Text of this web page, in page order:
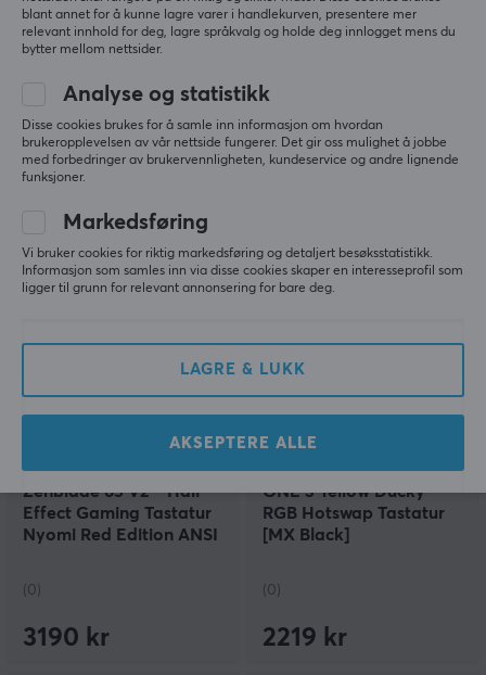
V5 Max QMK/VIA RGB
Hotswap Trådløst
Tastatur [Gateron
Jupiter Brown] - ISO
(3)
1690 kr
Carbon Fiber Tastatur -
Svart [Gateron Nightfall]
Pwnage
Zenblade 65 V2 – Hall
Effect Gaming Tastatur
Nyomi Red Edition ANSI
(0)
3190 kr
Ducky
ONE 3 Yellow Ducky
RGB Hotswap Tastatur
[MX Black]
(0)
2219 kr
blant annet for å kunne lagre varer i handlekurven, presentere mer
relevant innhold for deg, lagre språkvalg og holde deg innlogget mens du
bytter mellom nettsider.
Analyse og statistikk
Disse cookies brukes for å samle inn informasjon om hvordan
brukeropplevelsen av vår nettside fungerer. Det gir oss mulighet å jobbe
med forbedringer av brukervennligheten, kundeservice og andre lignende
funksjoner.
Markedsføring
Vi bruker cookies for riktig markedsføring og detaljert besøksstatistikk.
Informasjon som samles inn via disse cookies skaper en interesseprofil som
ligger til grunn for relevant annonsering for bare deg.
LAGRE & LUKK
AKSEPTERE ALLE